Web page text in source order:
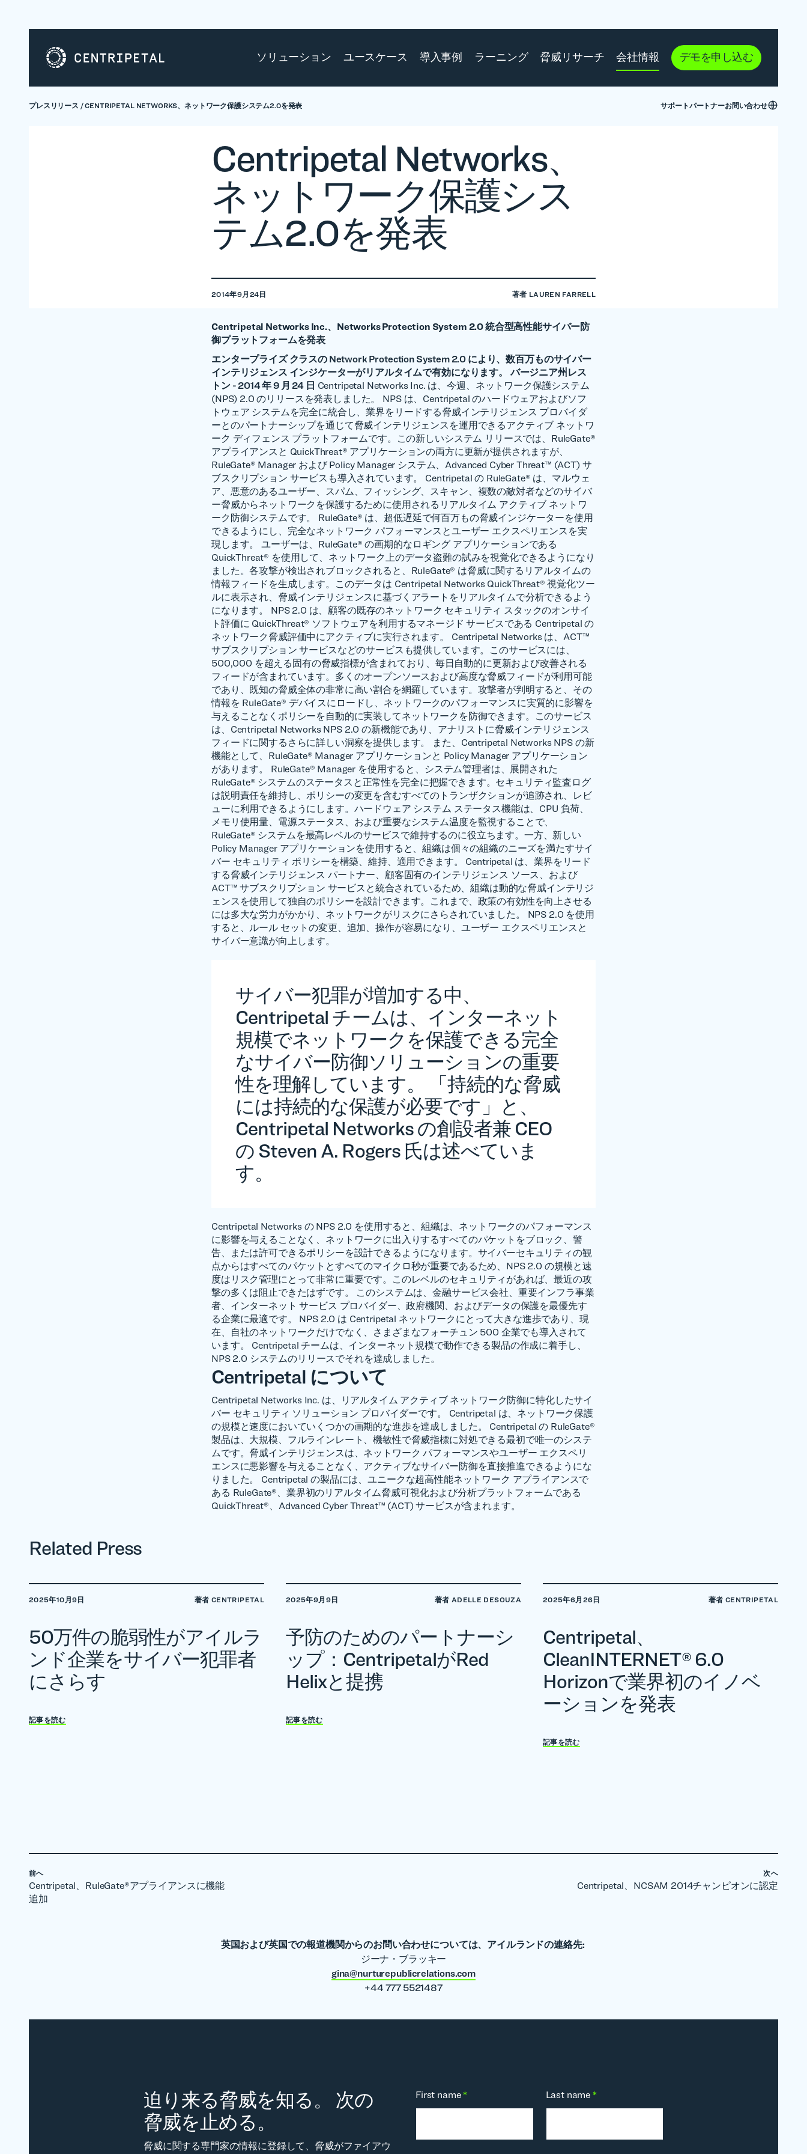
ソリューション ユースケース 導入事例 ラーニング 脅威リサーチ 会社情報 デモを申し込む
プレスリリース /CENTRIPETAL NETWORKS、ネットワーク保護システム2.0を発表 サポートパートナーお問い合わせ
Centripetal Networks、
ネットワーク保護シス
テム2.0を発表
2014年9月24日 著者 LAUREN FARRELL
Centripetal Networks Inc.、Networks Protection System 2.0 統合型高性能サイバー防
御プラットフォームを発表
エンタープライズ クラスの Network Protection System 2.0 により、数百万ものサイバー
インテリジェンス インジケーターがリアルタイムで有効になります。
バージニア州レス
トン - 2014 年 9 月 24 日 Centripetal Networks Inc. は、今週、ネットワーク保護システム
(NPS) 2.0 のリリースを発表しました。 NPS は、Centripetal のハードウェアおよびソフ
トウェア システムを完全に統合し、業界をリードする脅威インテリジェンス プロバイダ
ーとのパートナーシップを通じて脅威インテリジェンスを運用できるアクティブ ネットワ
ーク ディフェンス プラットフォームです。この新しいシステム リリースでは、RuleGate®
アプライアンスと QuickThreat® アプリケーションの両方に更新が提供されますが、
RuleGate® Manager および Policy Manager システム、Advanced Cyber Threat™ (ACT) サ
ブスクリプション サービスも導入されています。 Centripetal の RuleGate® は、マルウェ
ア、悪意のあるユーザー、スパム、フィッシング、スキャン、複数の敵対者などのサイバ
ー脅威からネットワークを保護するために使用されるリアルタイム アクティブ ネットワ
ーク防御システムです。 RuleGate® は、超低遅延で何百万もの脅威インジケーターを使用
できるようにし、完全なネットワーク パフォーマンスとユーザー エクスペリエンスを実
現します。 ユーザーは、RuleGate® の画期的なロギング アプリケーションである
QuickThreat® を使用して、ネットワーク上のデータ盗難の試みを視覚化できるようになり
ました。各攻撃が検出されブロックされると、RuleGate® は脅威に関するリアルタイムの
情報フィードを生成します。このデータは Centripetal Networks QuickThreat® 視覚化ツー
ルに表示され、脅威インテリジェンスに基づくアラートをリアルタイムで分析できるよう
になります。 NPS 2.0 は、顧客の既存のネットワーク セキュリティ スタックのオンサイ
ト評価に QuickThreat® ソフトウェアを利用するマネージド サービスである Centripetal の
ネットワーク脅威評価中にアクティブに実行されます。 Centripetal Networks は、ACT™
サブスクリプション サービスなどのサービスも提供しています。このサービスには、
500,000 を超える固有の脅威指標が含まれており、毎日自動的に更新および改善される
フィードが含まれています。多くのオープンソースおよび高度な脅威フィードが利用可能
であり、既知の脅威全体の非常に高い割合を網羅しています。攻撃者が判明すると、その
情報を RuleGate® デバイスにロードし、ネットワークのパフォーマンスに実質的に影響を
与えることなくポリシーを自動的に実装してネットワークを防御できます。このサービス
は、Centripetal Networks NPS 2.0 の新機能であり、アナリストに脅威インテリジェンス
フィードに関するさらに詳しい洞察を提供します。 また、Centripetal Networks NPS の新
機能として、RuleGate® Manager アプリケーションと Policy Manager アプリケーション
があります。 RuleGate® Manager を使用すると、システム管理者は、展開された
RuleGate® システムのステータスと正常性を完全に把握できます。セキュリティ監査ログ
は説明責任を維持し、ポリシーの変更を含むすべてのトランザクションが追跡され、レビ
ューに利用できるようにします。ハードウェア システム ステータス機能は、CPU 負荷、
メモリ使用量、電源ステータス、および重要なシステム温度を監視することで、
RuleGate® システムを最高レベルのサービスで維持するのに役立ちます。一方、新しい
Policy Manager アプリケーションを使用すると、組織は個々の組織のニーズを満たすサイ
バー セキュリティ ポリシーを構築、維持、適用できます。 Centripetal は、業界をリード
する脅威インテリジェンス パートナー、顧客固有のインテリジェンス ソース、および
ACT™ サブスクリプション サービスと統合されているため、組織は動的な脅威インテリジ
ェンスを使用して独自のポリシーを設計できます。これまで、政策の有効性を向上させる
には多大な労力がかかり、ネットワークがリスクにさらされていました。 NPS 2.0 を使用
すると、ルール セットの変更、追加、操作が容易になり、ユーザー エクスペリエンスと
サイバー意識が向上します。
サイバー犯罪が増加する中、
Centripetal チームは、インターネット
規模でネットワークを保護できる完全
なサイバー防御ソリューションの重要
性を理解しています。 「持続的な脅威
には持続的な保護が必要です」と、
Centripetal Networks の創設者兼 CEO
の Steven A. Rogers 氏は述べていま
す。
Centripetal Networks の NPS 2.0 を使用すると、組織は、ネットワークのパフォーマンス
に影響を与えることなく、ネットワークに出入りするすべてのパケットをブロック、警
告、または許可できるポリシーを設計できるようになります。サイバーセキュリティの観
点からはすべてのパケットとすべてのマイクロ秒が重要であるため、NPS 2.0 の規模と速
度はリスク管理にとって非常に重要です。このレベルのセキュリティがあれば、最近の攻
撃の多くは阻止できたはずです。 このシステムは、金融サービス会社、重要インフラ事業
者、インターネット サービス プロバイダー、政府機関、およびデータの保護を最優先す
る企業に最適です。 NPS 2.0 は Centripetal ネットワークにとって大きな進歩であり、現
在、自社のネットワークだけでなく、さまざまなフォーチュン 500 企業でも導入されて
います。 Centripetal チームは、インターネット規模で動作できる製品の作成に着手し、
NPS 2.0 システムのリリースでそれを達成しました。
Centripetal について
Centripetal Networks Inc. は、リアルタイム アクティブ ネットワーク防御に特化したサイ
バー セキュリティ ソリューション プロバイダーです。 Centripetal は、ネットワーク保護
の規模と速度においていくつかの画期的な進歩を達成しました。 Centripetal の RuleGate®
製品は、大規模、フルラインレート、機敏性で脅威指標に対処できる最初で唯一のシステ
ムです。脅威インテリジェンスは、ネットワーク パフォーマンスやユーザー エクスペリ
エンスに悪影響を与えることなく、アクティブなサイバー防御を直接推進できるようにな
りました。 Centripetal の製品には、ユニークな超高性能ネットワーク アプライアンスで
ある RuleGate®、業界初のリアルタイム脅威可視化および分析プラットフォームである
QuickThreat®、Advanced Cyber Threat™ (ACT) サービスが含まれます。
Related Press
2025年10月9日 著者 CENTRIPETAL
50万件の脆弱性がアイルラ
ンド企業をサイバー犯罪者
にさらす
記事を読む
2025年9月9日 著者 ADELLE DESOUZA
予防のためのパートナーシ
ップ：CentripetalがRed
Helixと提携
記事を読む
2025年6月26日 著者 CENTRIPETAL
Centripetal、
CleanINTERNET® 6.0
Horizonで業界初のイノベ
ーションを発表
記事を読む
前へ
Centripetal、RuleGate®アプライアンスに機能
追加
次へ
Centripetal、NCSAM 2014チャンピオンに認定
英国および英国での報道機関からのお問い合わせについては、アイルランドの連絡先:
ジーナ・ブラッキー
gina@nurturepublicrelations.com
+44 777 5521487
迫り来る脅威を知る。 次の
脅威を止める。
脅威に関する専門家の情報に登録して、脅威がファイアウ
First name* Last name *